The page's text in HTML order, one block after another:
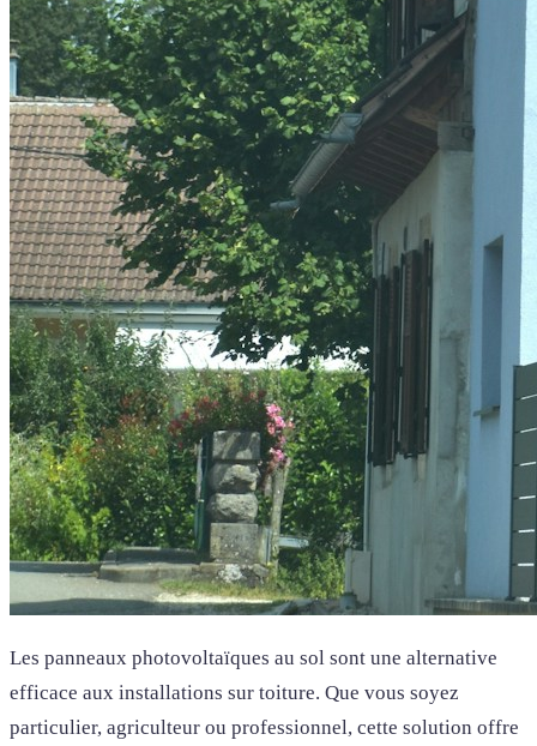
Les panneaux photovoltaïques au sol sont une alternative
efficace aux installations sur toiture. Que vous soyez
particulier, agriculteur ou professionnel, cette solution offre